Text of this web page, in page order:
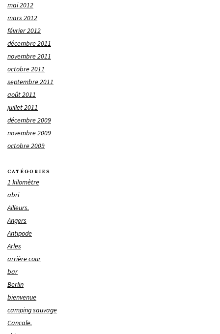
mai 2012
mars 2012
février 2012
décembre 2011
novembre 2011
octobre 2011
septembre 2011
août 2011
juillet 2011
décembre 2009
novembre 2009
octobre 2009
CATÉGORIES
1 kilomètre
abri
Ailleurs.
Angers
Antipode
Arles
arrière cour
bar
Berlin
bienvenue
camping sauvage
Cancale.